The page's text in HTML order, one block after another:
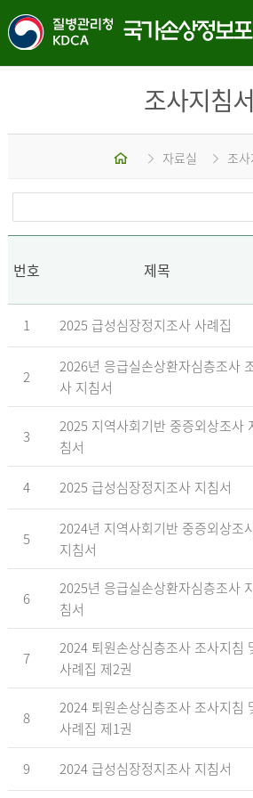
조사지침서
홈 자료실 조
번호 제목
1 2025 급성심장정지조사 사례집
2
2026년 응급실손상환자심층조사
사 지침서
3
2025 지역사회기반 중증외상조사
침서
4 2025 급성심장정지조사 지침서
5
2024년 지역사회기반 중증외상조
지침서
6
2025년 응급실손상환자심층조사
침서
7
2024 퇴원손상심층조사 조사지침
사례집 제2권
8
2024 퇴원손상심층조사 조사지침
사례집 제1권
9 2024 급성심장정지조사 지침서